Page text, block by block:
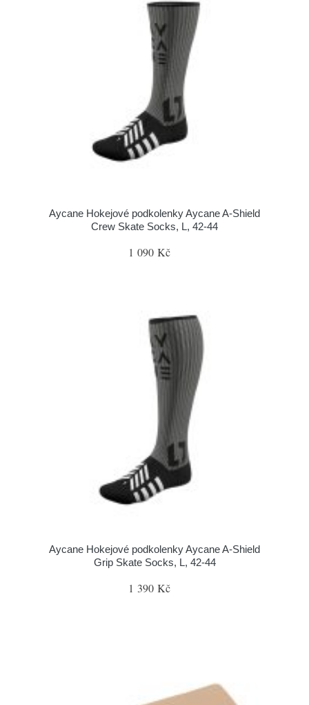
Aycane Hokejové podkolenky Aycane A-Shield
Crew Skate Socks, L, 42-44
1 090 Kč
Aycane Hokejové podkolenky Aycane A-Shield
Grip Skate Socks, L, 42-44
1 390 Kč